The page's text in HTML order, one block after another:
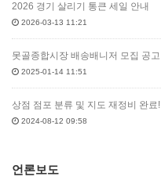
2026 경기 살리기 통큰 세일 안내
2026-03-13 11:21
못골종합시장 배송배니저 모집 공고
2025-01-14 11:51
상점 점포 분류 및 지도 재정비 완료!
2024-08-12 09:58
언론보도